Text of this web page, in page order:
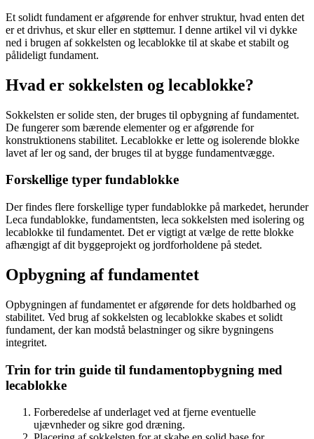
Et solidt fundament er afgørende for enhver struktur, hvad enten det
er et drivhus, et skur eller en støttemur. I denne artikel vil vi dykke
ned i brugen af sokkelsten og lecablokke til at skabe et stabilt og
pålideligt fundament.
Hvad er sokkelsten og lecablokke?
Sokkelsten er solide sten, der bruges til opbygning af fundamentet.
De fungerer som bærende elementer og er afgørende for
konstruktionens stabilitet. Lecablokke er lette og isolerende blokke
lavet af ler og sand, der bruges til at bygge fundamentvægge.
Forskellige typer fundablokke
Der findes flere forskellige typer fundablokke på markedet, herunder
Leca fundablokke, fundamentsten, leca sokkelsten med isolering og
lecablokke til fundamentet. Det er vigtigt at vælge de rette blokke
afhængigt af dit byggeprojekt og jordforholdene på stedet.
Opbygning af fundamentet
Opbygningen af fundamentet er afgørende for dets holdbarhed og
stabilitet. Ved brug af sokkelsten og lecablokke skabes et solidt
fundament, der kan modstå belastninger og sikre bygningens
integritet.
Trin for trin guide til fundamentopbygning med
lecablokke
Forberedelse af underlaget ved at fjerne eventuelle
ujævnheder og sikre god dræning.